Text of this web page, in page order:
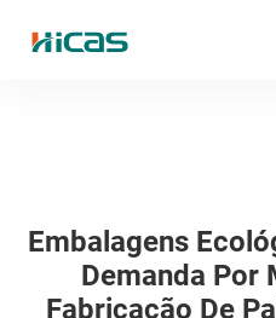
Embalagens
Demanda Por
Fabricação De